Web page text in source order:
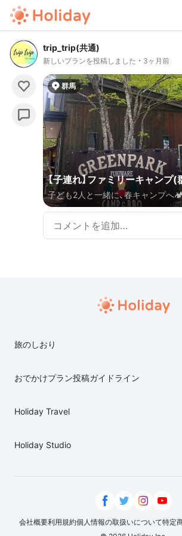
trip_trip(共通)
新しいプランを投稿しました 3ヶ月前
群馬
【子連れ】ファミリーキャンプ
場)
子ども2人と一緒に、春キャンプへ🏕️🌸 初めての
ンパークふきわれへ行ってきました！ ほぼノープ
で行ったけど、道の駅や温泉が充実
以外も大満足✨ 自然も遊びもゆるっと楽しめて、いい
旅のしおり
おでかけプラン投稿ガイドライン
Holiday Travel
Holiday Studio
会社概要利用規約個人情報の取扱いについて特定